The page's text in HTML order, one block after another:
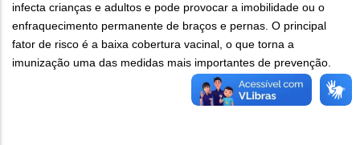
infecta crianças e adultos e pode provocar a imobilidade ou o
enfraquecimento permanente de braços e pernas. O principal
fator de risco é a baixa cobertura vacinal, o que torna a
imunização uma das medidas mais importantes de prevenção.